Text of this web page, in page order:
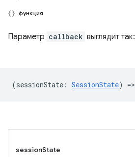
функция
Параметр callback выглядит так:
(sessionState : SessionState) =>
sessionState